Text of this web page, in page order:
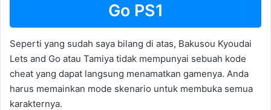
Go PS1
Seperti yang sudah saya bilang di atas, Bakusou Kyoudai
Lets and Go atau Tamiya tidak mempunyai sebuah kode
cheat yang dapat langsung menamatkan gamenya. Anda
harus memainkan mode skenario untuk membuka semua
karakternya.